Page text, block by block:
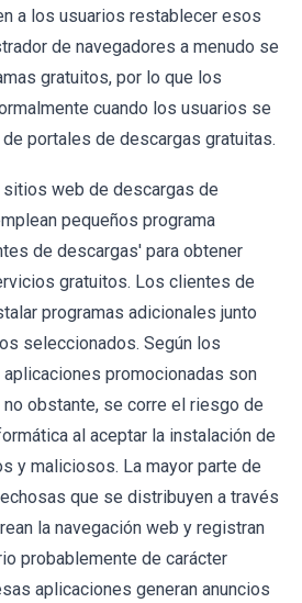
a los usuarios restablecer esos
de navegadores a menudo se
gratuitos, por lo que los
cuando los usuarios se
portales de descargas gratuitas.
web de descargas de
pequeños programa
de descargas' para obtener
gratuitos. Los clientes de
programas adicionales junto
seleccionados. Según los
promocionadas son
obstante, se corre el riesgo de
al aceptar la instalación de
y maliciosos. La mayor parte de
que se distribuyen a través
la navegación web y registran
probablemente de carácter
aplicaciones generan anuncios